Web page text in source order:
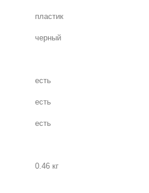
пластик
черный
есть
есть
есть
0.46 кг